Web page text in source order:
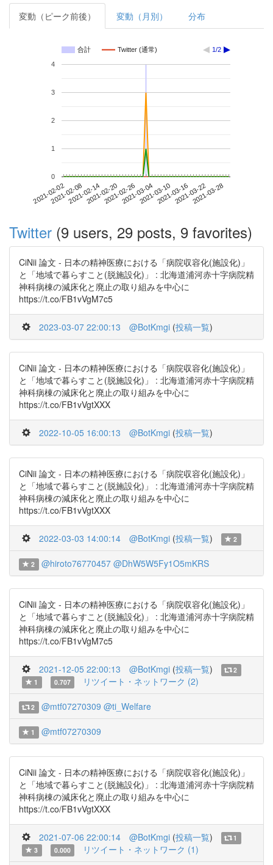
変動（ピーク前後） 変動（月別） 分布
合計 Twitter (通常) 1/2
2021-02-022021-02-082021-02-142021-02-202021-02-262021-03-042021-03-102021-03-162021-03-222021-03-28
0
1
2
3
4
Twitter (9 users, 29 posts, 9 favorites)
CiNii 論文 - 日本の精神医療における「病院収容化(施設化)」
と「地域で暮らすこと(脱施設化)」 : 北海道浦河赤十字病院精
神科病棟の減床化と廃止の取り組みを中心に
https://t.co/FB1vVgM7c5
2023-03-07 22:00:13 @BotKmgi (投稿一覧)
CiNii 論文 - 日本の精神医療における「病院収容化(施設化)」
と「地域で暮らすこと(脱施設化)」 : 北海道浦河赤十字病院精
神科病棟の減床化と廃止の取り組みを中心に
https://t.co/FB1vVgtXXX
2022-10-05 16:00:13 @BotKmgi (投稿一覧)
CiNii 論文 - 日本の精神医療における「病院収容化(施設化)」
と「地域で暮らすこと(脱施設化)」 : 北海道浦河赤十字病院精
神科病棟の減床化と廃止の取り組みを中心に
https://t.co/FB1vVgtXXX
2022-03-03 14:00:14 @BotKmgi (投稿一覧) 2
2 @hiroto76770457 @DhW5W5Fy1O5mKRS
CiNii 論文 - 日本の精神医療における「病院収容化(施設化)」
と「地域で暮らすこと(脱施設化)」 : 北海道浦河赤十字病院精
神科病棟の減床化と廃止の取り組みを中心に
https://t.co/FB1vVgM7c5
2021-12-05 22:00:13 @BotKmgi (投稿一覧)
2
1
0.707 リツイート・ネットワーク (2)
2 @mtf07270309 @ti_Welfare
1 @mtf07270309
CiNii 論文 - 日本の精神医療における「病院収容化(施設化)」
と「地域で暮らすこと(脱施設化)」 : 北海道浦河赤十字病院精
神科病棟の減床化と廃止の取り組みを中心に
https://t.co/FB1vVgtXXX
2021-07-06 22:00:14 @BotKmgi (投稿一覧)
1
3
0.000 リツイート・ネットワーク (1)